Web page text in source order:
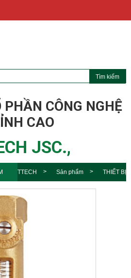
PHẦN CÔNG NGHỆ
CAO
JSC.,
TTECH Sản phẩm THIẾT BỊ
ĐO LƯU LƯỢNG DẠNG ỐNG Z-
6200